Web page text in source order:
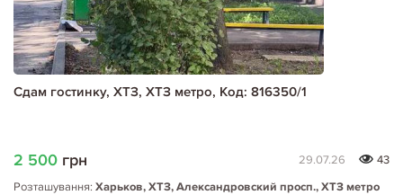
Сдам гостинку, ХТЗ, ХТЗ метро, Код: 816350/1
2 500 грн 29.07.26
43
Розташування: Харьков, ХТЗ, Александровский просп., ХТЗ метро